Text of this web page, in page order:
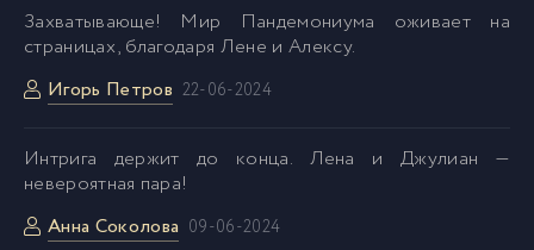
Захватывающе! Мир Пандемониума оживает на
страницах, благодаря Лене и Алексу.
Игорь Петров 22-06-2024
Интрига держит до конца. Лена и Джулиан —
невероятная пара!
Анна Соколова 09-06-2024